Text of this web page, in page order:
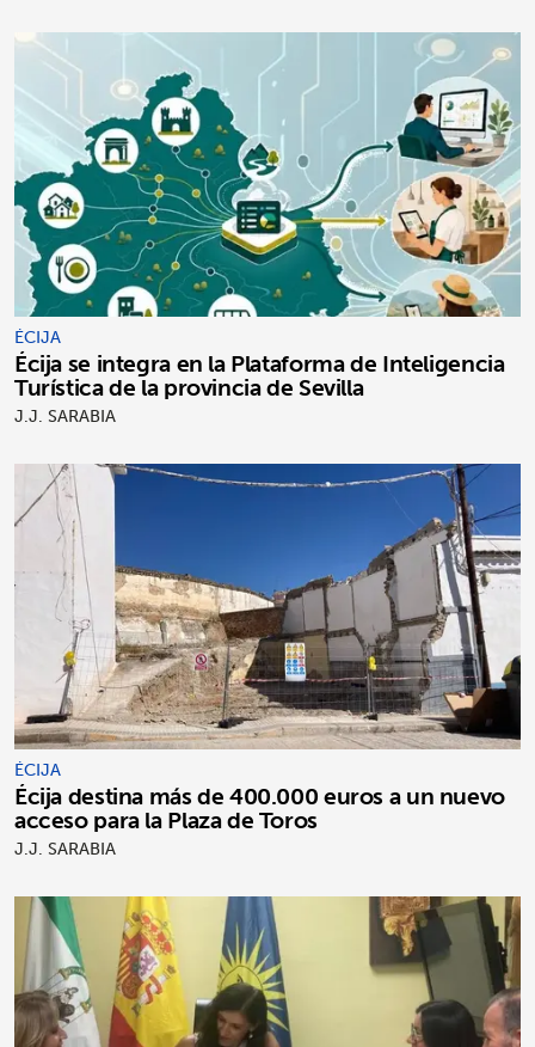
ÉCIJA
Écija se integra en la Plataforma de Inteligencia
Turística de la provincia de Sevilla
J.J. SARABIA
ÉCIJA
Écija destina más de 400.000 euros a un nuevo
acceso para la Plaza de Toros
J.J. SARABIA